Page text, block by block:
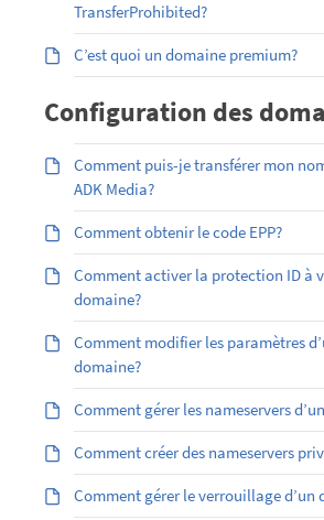
TransferProhibited?
C’est quoi un domaine premium?
Configuration des
Comment puis-je transférer mon
ADK Media?
Comment obtenir le code EPP?
Comment activer la protection ID à
domaine?
Comment modifier les paramètres
domaine?
Comment gérer les nameservers
Comment créer des nameservers
Comment gérer le verrouillage d’un